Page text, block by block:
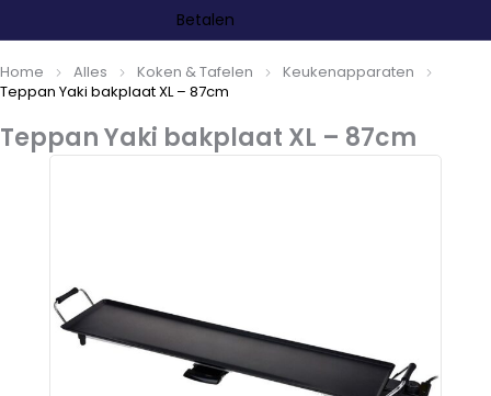
Betalen
Teppan Yaki bakplaat XL – 87cm
Home Alles Koken & Tafelen
Keukenapparaten
Teppan Yaki bakplaat XL – 87cm